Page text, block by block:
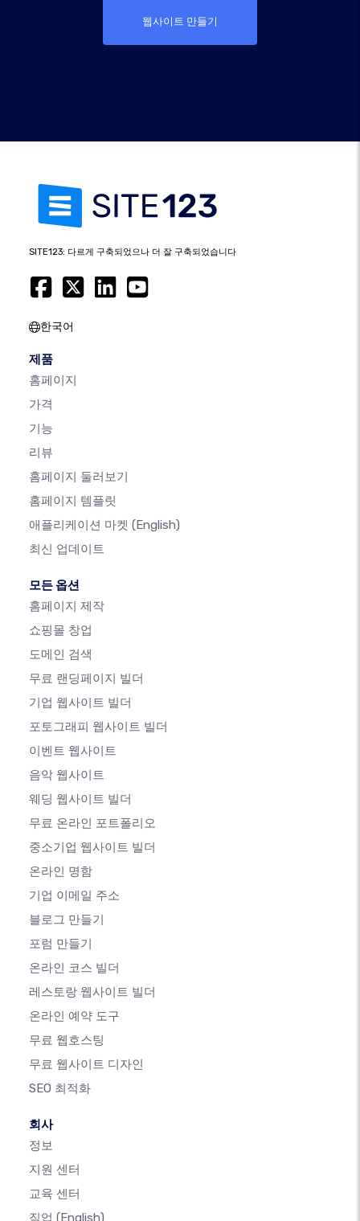
웹사이트 만들기
SITE123: 다르게 구축되었으나 더 잘 구축되었습니다
한국어
제품
홈페이지
가격
기능
리뷰
홈페이지 둘러보기
홈페이지 템플릿
애플리케이션 마켓 (English)
최신 업데이트
모든 옵션
홈페이지 제작
쇼핑몰 창업
도메인 검색
무료 랜딩페이지 빌더
기업 웹사이트 빌더
포토그래피 웹사이트 빌더
이벤트 웹사이트
음악 웹사이트
웨딩 웹사이트 빌더
무료 온라인 포트폴리오
중소기업 웹사이트 빌더
온라인 명함
기업 이메일 주소
블로그 만들기
포럼 만들기
온라인 코스 빌더
레스토랑 웹사이트 빌더
온라인 예약 도구
무료 웹호스팅
무료 웹사이트 디자인
SEO 최적화
회사
정보
지원 센터
교육 센터
직업 (English)